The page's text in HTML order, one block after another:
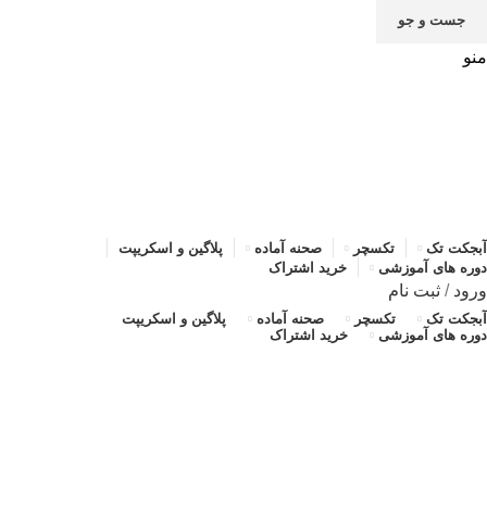
جست و جو
منو
آبجکت تک تکسچر صحنه آماده
پلاگین و اسکریپت
دوره های آموزشی
خرید اشتراک
ورود / ثبت نام
آبجکت تک تکسچر صحنه آماده
پلاگین و اسکریپت
دوره های آموزشی
خرید اشتراک